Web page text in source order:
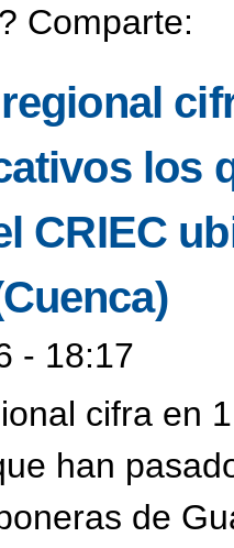
Comparte:
los
CRIEC
- 18:17
cifra en
han
de